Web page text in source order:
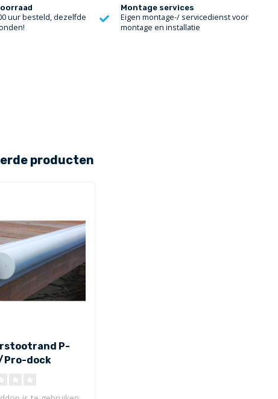
uur besteld, dezelfde
Montage services
Eigen montage-/ servicedienst voor
montage en installatie
producten
P-
dock